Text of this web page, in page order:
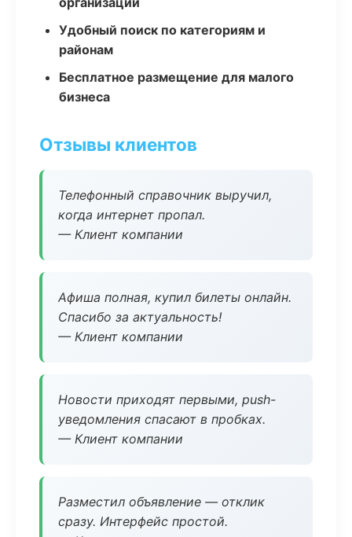
Удобный поиск по категориям и
районам
Бесплатное размещение для малого
бизнеса
Отзывы клиентов
Телефонный справочник выручил,
когда интернет пропал.
— Клиент компании
Афиша полная, купил билеты онлайн.
Спасибо за актуальность!
— Клиент компании
Новости приходят первыми, push-
уведомления спасают в пробках.
— Клиент компании
Разместил объявление — отклик
сразу. Интерфейс простой.